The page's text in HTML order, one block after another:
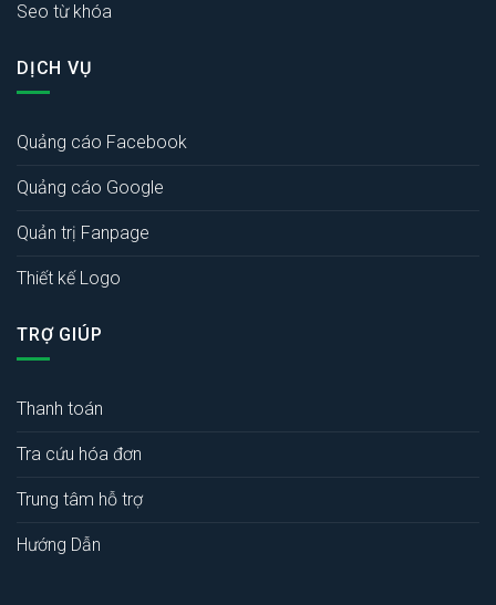
Seo từ khóa
DỊCH VỤ
Quảng cáo Facebook
Quảng cáo Google
Quản trị Fanpage
Thiết kế Logo
TRỢ GIÚP
Thanh toán
Tra cứu hóa đơn
Trung tâm hỗ trợ
Hướng Dẫn